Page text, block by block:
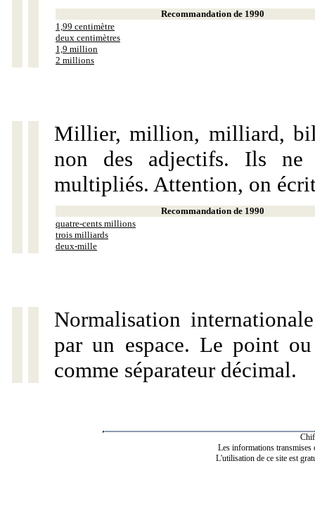
Recommandation de 1990
1,99 centimètre
deux centimètres
1,9 million
2 millions
Millier, million, milliard,
non des adjectifs. Ils ne
multipliés. Attention, on
Recommandation de 1990
quatre-cents millions
trois milliards
deux-mille
Normalisation
par un espace. Le point
comme séparateur décimal.
Les informations transmises
L'utilisation de ce site est